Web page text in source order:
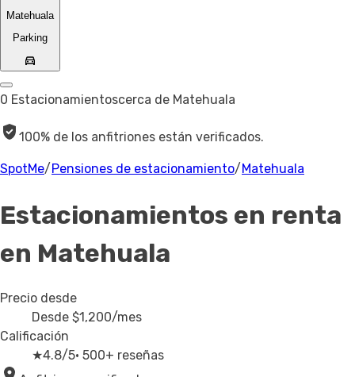
Matehuala
Parking
0 Estacionamientoscerca de Matehuala
100% de los anfitriones están verificados.
SpotMe/ Pensiones de estacionamiento/ Matehuala
Estacionamientos en renta
en Matehuala
Precio desde
Desde $1,200/mes
Calificación
★4.8/5· 500+ reseñas